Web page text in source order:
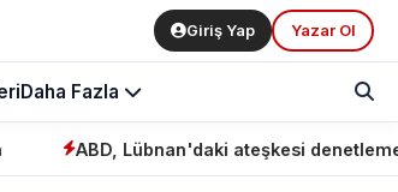
Giriş Yap Yazar Ol
Daha Fazla
ateşkesi denetlemek için